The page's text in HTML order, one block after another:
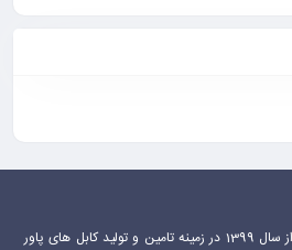
مجموعه پاورساپ فعالیت خود را از سال 1399 در زمینه تامین و تولید کابل های پاور